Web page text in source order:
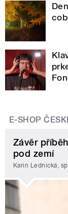
E-SHOP
Závěr
pod zemí
Karin Lednická,